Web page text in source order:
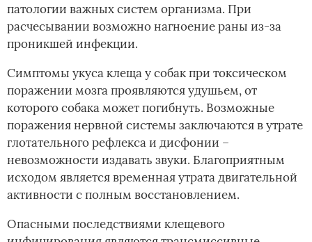
патологии важных систем организма. При
расчесывании возможно нагноение раны из-за
проникшей инфекции.
Симптомы укуса клеща у собак при токсическом
поражении мозга проявляются удушьем, от
которого собака может погибнуть. Возможные
поражения нервной системы заключаются в утрате
глотательного рефлекса и дисфонии –
невозможности издавать звуки. Благоприятным
исходом является временная утрата двигательной
активности с полным восстановлением.
Опасными последствиями клещевого